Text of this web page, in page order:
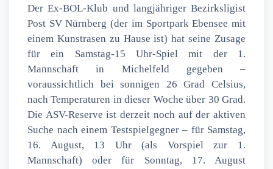
Der Ex-BOL-Klub und langjähriger Bezirksligist
Post SV Nürnberg (der im Sportpark Ebensee mit
einem Kunstrasen zu Hause ist) hat seine Zusage
für ein Samstag-15 Uhr-Spiel mit der 1.
Mannschaft in Michelfeld gegeben –
voraussichtlich bei sonnigen 26 Grad Celsius,
nach Temperaturen in dieser Woche über 30 Grad.
Die ASV-Reserve ist derzeit noch auf der aktiven
Suche nach einem Testspielgegner – für Samstag,
16. August, 13 Uhr (als Vorspiel zur 1.
Mannschaft) oder für Sonntag, 17. August